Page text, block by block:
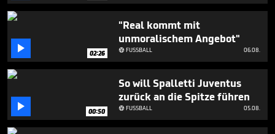
 02:26
"Real kommt mit
unmoralischem Angebot"
FUSSBALL 06.08.
 00:50
So will Spalletti Juventus
zurück an die Spitze führen
FUSSBALL 05.08.